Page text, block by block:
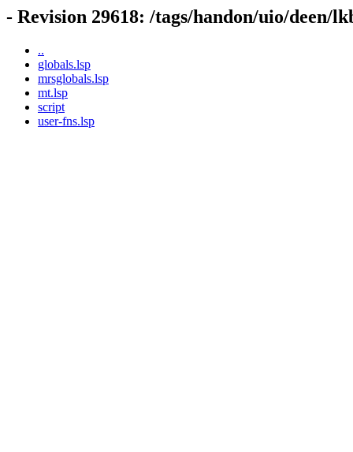
- Revision 29618: /tags/handon/uio/deen/
..
globals.lsp
mrsglobals.lsp
mt.lsp
script
user-fns.lsp